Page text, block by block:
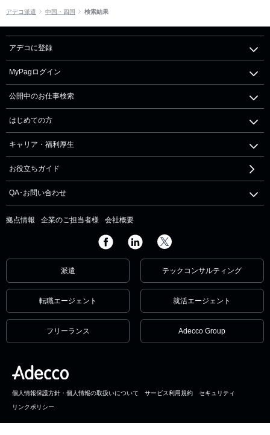
アデコ派遣 中国・四国 検索結果
アデコに登録
MyPagログイン
公開中のお仕事検索
はじめての方
キャリア・福利厚生
お役立ちガイド
QA･お問い合わせ
拠点情報 企業のご担当者様 会社概要
派遣 テックコンサルティング
転職エージェント 就活エージェント
フリーランス Adecco Group
個人情報保護方針・個人情報の取扱いについて サービス利用規約 セキュリティ
リンクポリシー